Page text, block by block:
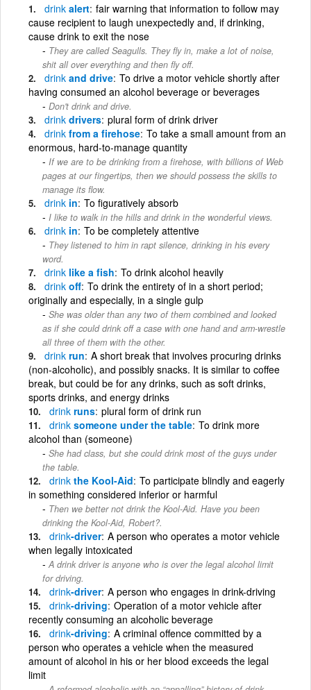
drink alert fair warning that information to follow may
cause recipient to laugh unexpectedly and, if drinking,
cause drink to exit the nose
They are called Seagulls. They fly in, make a lot of noise,
shit all over everything and then fly off.
drink and drive To drive a motor vehicle shortly after
having consumed an alcohol beverage or beverages
Don't drink and drive.
drink drivers plural form of drink driver
drink from a firehose To take a small amount from an
enormous, hard-to-manage quantity
If we are to be drinking from a firehose, with billions of Web
pages at our fingertips, then we should possess the skills to
manage its flow.
drink in To figuratively absorb
I like to walk in the hills and drink in the wonderful views.
drink in To be completely attentive
They listened to him in rapt silence, drinking in his every
word.
drink like a fish To drink alcohol heavily
drink off To drink the entirety of in a short period;
originally and especially, in a single gulp
She was older than any two of them combined and looked
as if she could drink off a case with one hand and arm-wrestle
all three of them with the other.
drink run A short break that involves procuring drinks
(non-alcoholic), and possibly snacks. It is similar to coffee
break, but could be for any drinks, such as soft drinks,
sports drinks, and energy drinks
drink runs plural form of drink run
drink someone under the table To drink more
alcohol than (someone)
She had class, but she could drink most of the guys under
the table.
drink the Kool-Aid To participate blindly and eagerly
in something considered inferior or harmful
Then we better not drink the Kool-Aid. Have you been
drinking the Kool-Aid, Robert?.
drink-driver A person who operates a motor vehicle
when legally intoxicated
A drink driver is anyone who is over the legal alcohol limit
for driving.
drink-driver A person who engages in drink-driving
drink-driving Operation of a motor vehicle after
recently consuming an alcoholic beverage
drink-driving A criminal offence committed by a
person who operates a vehicle when the measured
amount of alcohol in his or her blood exceeds the legal
limit